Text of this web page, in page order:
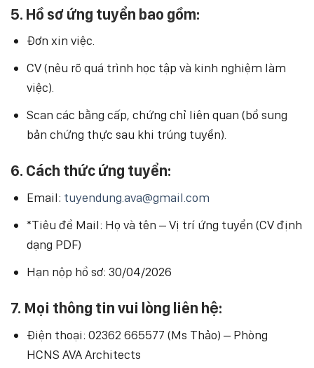
5. Hồ sơ ứng tuyển bao gồm:
Đơn xin việc.
CV (nêu rõ quá trình học tập và kinh nghiệm làm
việc).
Scan các bằng cấp, chứng chỉ liên quan (bổ sung
bản chứng thực sau khi trúng tuyển).
6. Cách thức ứng tuyển:
Email: tuyendung.ava@gmail.com
*Tiêu đề Mail: Họ và tên – Vị trí ứng tuyển (CV định
dạng PDF)
Hạn nộp hồ sơ: 30/04/2026
7. Mọi thông tin vui lòng liên hệ:
Điện thoại: 02362 665577 (Ms Thảo) – Phòng
HCNS AVA Architects